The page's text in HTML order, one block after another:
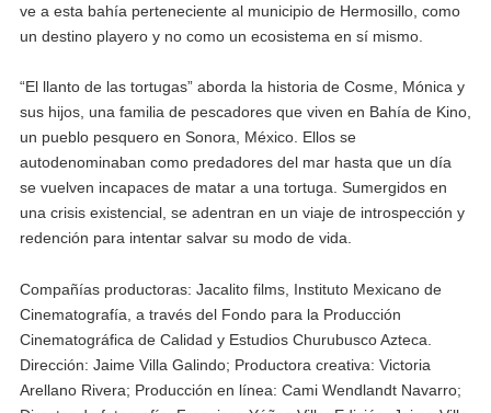
ve a esta bahía perteneciente al municipio de Hermosillo, como
un destino playero y no como un ecosistema en sí mismo.
“El llanto de las tortugas” aborda la historia de Cosme, Mónica y
sus hijos, una familia de pescadores que viven en Bahía de Kino,
un pueblo pesquero en Sonora, México. Ellos se
autodenominaban como predadores del mar hasta que un día
se vuelven incapaces de matar a una tortuga. Sumergidos en
una crisis existencial, se adentran en un viaje de introspección y
redención para intentar salvar su modo de vida.
Compañías productoras: Jacalito films, Instituto Mexicano de
Cinematografía, a través del Fondo para la Producción
Cinematográfica de Calidad y Estudios Churubusco Azteca.
Dirección: Jaime Villa Galindo; Productora creativa: Victoria
Arellano Rivera; Producción en línea: Cami Wendlandt Navarro;